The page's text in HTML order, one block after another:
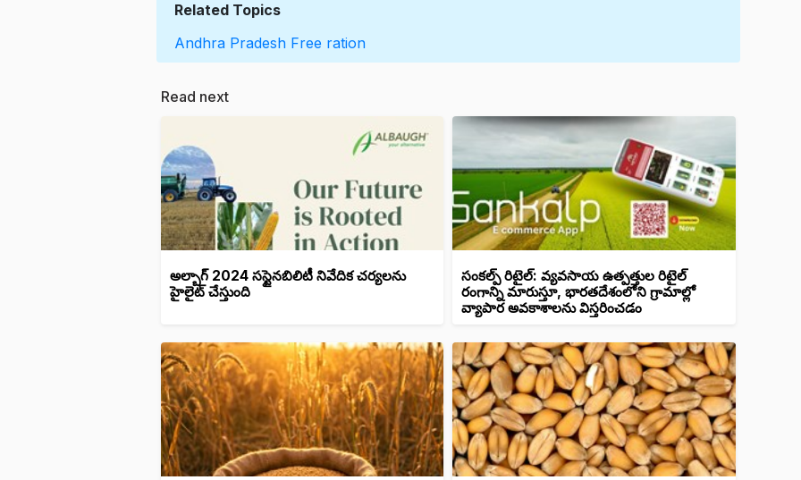
Related Topics
Andhra Pradesh Free ration
Read next
అల్బాగ్ 2024 సస్టైనబిలిటీ నివేదిక చర్యలను
హైలైట్ చేస్తుంది
సంకల్ప్ రిటైల్: వ్యవసాయ ఉత్పత్తుల రిటైల్
రంగాన్ని మారుస్తూ, భారతదేశంలోని గ్రామాల్లో
వ్యాపార అవకాశాలను విస్తరించడం